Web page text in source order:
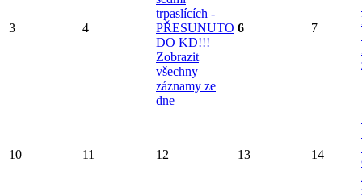
3 4
trpaslících -
PŘESUNUTO
DO KD!!!
Zobrazit
všechny
záznamy ze
dne
6 7
10 11 12 13 14